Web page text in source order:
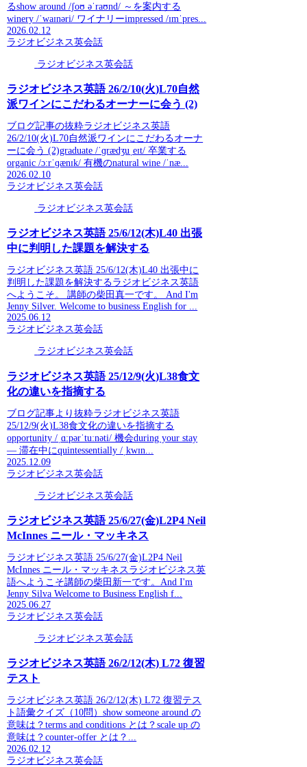
るshow around /ʃoʊ əˈraʊnd/ ～を案内する
winery /ˈwaɪnəri/ ワイナリーimpressed /ɪmˈpres...
2026.02.12
ラジオビジネス英会話
ラジオビジネス英会話
ラジオビジネス英語 26/2/10(火)L70自然
派ワインにこだわるオーナーに会う (2)
ブログ記事の抜粋ラジオビジネス英語
26/2/10(火)L70自然派ワインにこだわるオーナ
ーに会う (2)graduate /ˈɡrædʒuˌeɪt/ 卒業する
organic /ɔːrˈɡænɪk/ 有機のnatural wine /ˈnæ...
2026.02.10
ラジオビジネス英会話
ラジオビジネス英会話
ラジオビジネス英語 25/6/12(木)L40 出張
中に判明した課題を解決する
ラジオビジネス英語 25/6/12(木)L40 出張中に
判明した課題を解決するラジオビジネス英語
へようこそ。 講師の柴田真一です。 And I'm
Jenny Silver. Welcome to business English for ...
2025.06.12
ラジオビジネス英会話
ラジオビジネス英会話
ラジオビジネス英語 25/12/9(火)L38食文
化の違いを指摘する
ブログ記事より抜粋ラジオビジネス英語
25/12/9(火)L38食文化の違いを指摘する
opportunity /ˌɑːpərˈtuːnəti/ 機会during your stay
— 滞在中にquintessentially /ˌkwɪn...
2025.12.09
ラジオビジネス英会話
ラジオビジネス英会話
ラジオビジネス英語 25/6/27(金)L2P4 Neil
McInnes ニール・マッキネス
ラジオビジネス英語 25/6/27(金)L2P4 Neil
McInnes ニール・マッキネスラジオビジネス英
語へようこそ講師の柴田新一です。And I'm
Jenny Silva Welcome to Business English f...
2025.06.27
ラジオビジネス英会話
ラジオビジネス英会話
ラジオビジネス英語 26/2/12(木) L72 復習
テスト
ラジオビジネス英語 26/2/12(木) L72 復習テス
ト語彙クイズ（10問）show someone around の
意味は？terms and conditions とは？scale up の
意味は？counter-offer とは？...
2026.02.12
ラジオビジネス英会話